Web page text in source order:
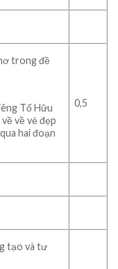
trong đề
Tố Hữu
về vẻ đẹp
hai đoạn
0,5
tạo và tư